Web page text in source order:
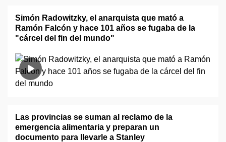
Simón Radowitzky, el anarquista que mató a
Ramón Falcón y hace 101 años se fugaba de la
"cárcel del fin del mundo"
Las provincias se suman al reclamo de la
emergencia alimentaria y preparan un
documento para llevarle a Stanley